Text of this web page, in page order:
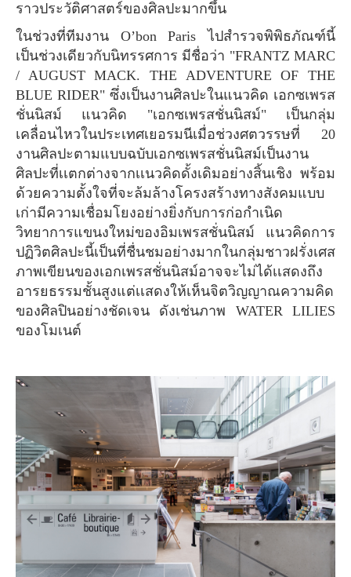
ราวประวัติศาสตร์ของศิลปะมากขึ้น
ในช่วงที่ทีมงาน O’bon Paris ไปสำรวจพิพิธภัณฑ์นี้
เป็นช่วงเดียวกับนิทรรศการ มีชื่อว่า "FRANTZ MARC
/ AUGUST MACK. THE ADVENTURE OF THE
BLUE RIDER" ซึ่งเป็นงานศิลปะในแนวคิด เอกซเพรส
ชั่นนิสม์ แนวคิด "เอกซเพรสชั่นนิสม์" เป็นกลุ่ม
เคลื่อนไหวในประเทศเยอรมนีเมื่อช่วงศตวรรษที่ 20
งานศิลปะตามแบบฉบับเอกซเพรสชั่นนิสม์เป็นงาน
ศิลปะที่เเตกต่างจากเเนวคิดดั้งเดิมอย่างสิ้นเชิง พร้อม
ด้วยความตั้งใจที่จะล้มล้างโครงสร้างทางสังคมแบบ
เก่ามีความเชื่อมโยงอย่างยิ่งกับการก่อกำเนิด
วิทยาการแขนงใหม่ของอิมเพรสชั่นนิสม์ แนวคิดการ
ปฏิวิตศิลปะนี้เป็นที่ชื่นชมอย่างมากในกลุ่มชาวฝรั่งเศส
ภาพเขียนของเอกเพรสชั่นนิสม์อาจจะไม่ได้เเสดงถึง
อารยธรรมชั้นสูงแต่เเสดงให้เห็นจิตวิญญาณความคิด
ของศิลปินอย่างชัดเจน ดังเช่นภาพ WATER LILIES
ของโมเนต์